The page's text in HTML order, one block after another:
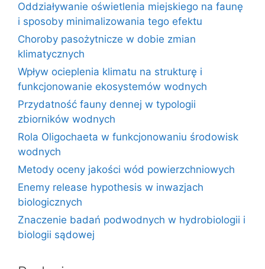
Oddziaływanie oświetlenia miejskiego na faunę
i sposoby minimalizowania tego efektu
Choroby pasożytnicze w dobie zmian
klimatycznych
Wpływ ocieplenia klimatu na strukturę i
funkcjonowanie ekosystemów wodnych
Przydatność fauny dennej w typologii
zbiorników wodnych
Rola Oligochaeta w funkcjonowaniu środowisk
wodnych
Metody oceny jakości wód powierzchniowych
Enemy release hypothesis w inwazjach
biologicznych
Znaczenie badań podwodnych w hydrobiologii i
biologii sądowej